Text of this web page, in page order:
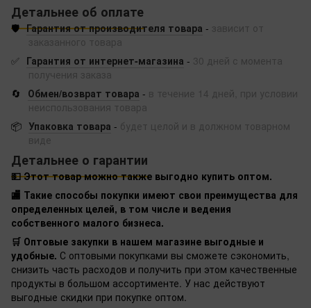
Детальнее об оплате
🛡️ Гарантия от производителя товара - зависит от
заказанного товара
✅ Гарантия от интернет-магазина - 30 дней с момента
получения заказа
🔄
Обмен/возврат товара - в течение 14 дней, при условии
неиспользования товара
📦 Упаковка товара - будет целой и в должном товарном
виде
Детальнее о гарантии
💵 Этот товар можно также выгодно купить оптом.
🏬 Такие способы покупки имеют свои преимущества для
определенных целей, в том числе и ведения
собственного малого бизнеса.
🛒 Оптовые закупки в нашем магазине выгодные и
удобные. С оптовыми покупками вы сможете сэкономить,
снизить часть расходов и получить при этом качественные
продукты в большом ассортименте. У нас действуют
выгодные скидки при покупке оптом.